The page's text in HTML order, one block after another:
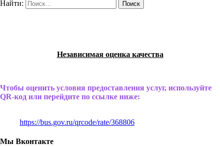
Найти:
Независимая оценка качества
Чтобы оценить условия предоставления услуг, используйте
QR-код или перейдите по ссылке ниже:
https://bus.gov.ru/qrcode/rate/368806
Мы Вконтакте